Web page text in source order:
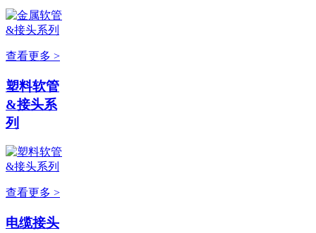
查看更多 >
塑料软管
&接头系
列
查看更多 >
电缆接头